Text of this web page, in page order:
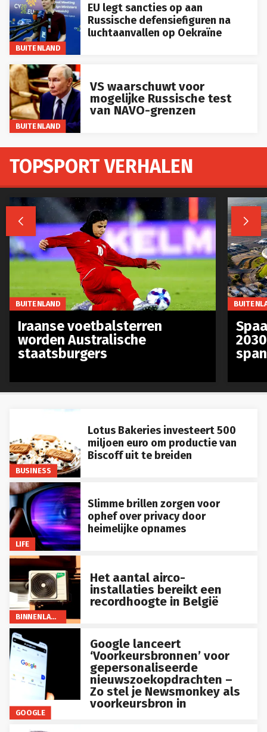
BUITENLAND
EU legt sancties op aan
Russische defensiefiguren na
luchtaanvallen op Oekraïne
BUITENLAND
VS waarschuwt voor
mogelijke Russische test
van NAVO-grenzen
BUSINESS
Lotus Bakeries investeert 500
miljoen euro om productie van
Biscoff uit te breiden
LIFE
Slimme brillen zorgen voor
ophef over privacy door
heimelijke opnames
BINNENLAND
Het aantal airco-
installaties bereikt een
recordhoogte in België
GOOGLE
Google lanceert
‘Voorkeursbronnen’ voor
gepersonaliseerde
nieuwszoekopdrachten –
Zo stel je Newsmonkey als
voorkeursbron in
TOPSPORT VERHALEN
 
BUITENLAND
Iraanse voetbalsterren
worden Australische
staatsburgers